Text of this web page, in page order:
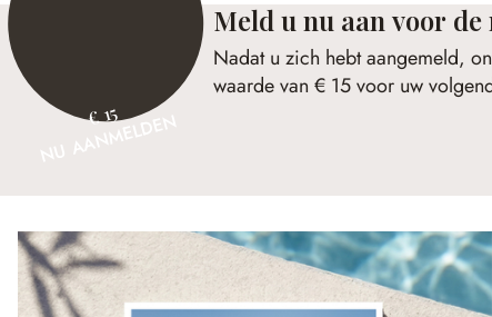
€ 15
NU AANMELDEN
Meld u nu aan voor
Nadat u zich hebt aangemeld,
waarde van € 15 voor uw